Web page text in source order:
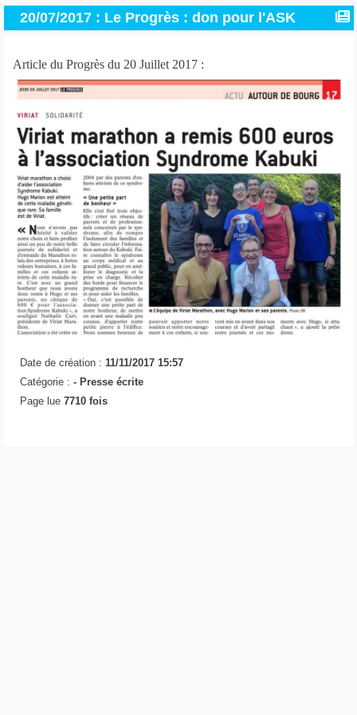
20/07/2017 : Le Progrès : don pour l'ASK
Article du Progrès du 20 Juillet 2017 :
Date de création : 11/11/2017 15:57
Catégorie : - Presse écrite
Page lue 7710 fois